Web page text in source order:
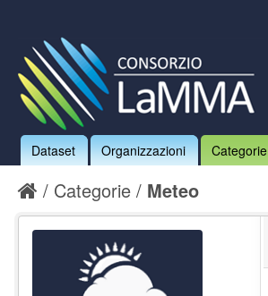
Dataset Organizzazioni Categorie
Categorie Meteo